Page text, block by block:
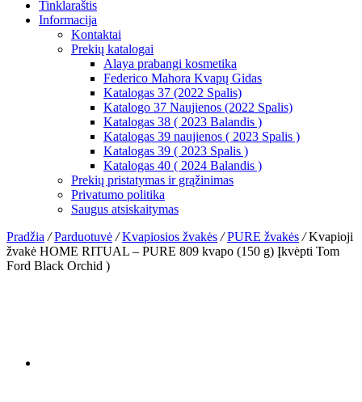
Tinklaraštis
Informacija
Kontaktai
Prekių katalogai
Alaya prabangi kosmetika
Federico Mahora Kvapų Gidas
Katalogas 37 (2022 Spalis)
Katalogo 37 Naujienos (2022 Spalis)
Katalogas 38 ( 2023 Balandis )
Katalogas 39 naujienos ( 2023 Spalis )
Katalogas 39 ( 2023 Spalis )
Katalogas 40 ( 2024 Balandis )
Prekių pristatymas ir grąžinimas
Privatumo politika
Saugus atsiskaitymas
Pradžia / Parduotuvė / Kvapiosios žvakės / PURE žvakės /Kvapioji
žvakė HOME RITUAL – PURE 809 kvapo (150 g) Įkvėpti Tom
Ford Black Orchid )